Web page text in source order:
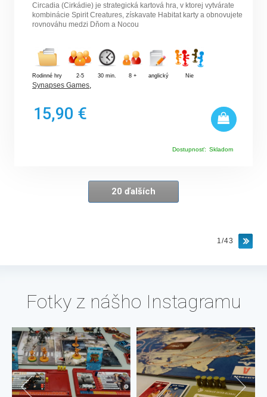
Circadia (Cirkádie) je strategická kartová hra, v ktorej vytvárate
kombinácie Spirit Creatures, získavate Habitat karty a obnovujete
rovnováhu medzi Dňom a Nocou
Rodinné hry 2-5 30 min. 8 + anglický Nie
Synapses Games,
15,90 €
Dostupnosť: Skladom
20 ďalších
1/43
Fotky z nášho Instagramu